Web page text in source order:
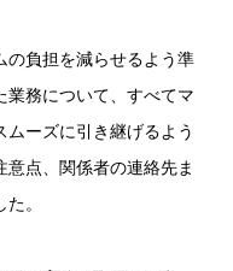
の負担を減らせるよう準
務について、すべてマ
ーズに引き継げるよう
点、関係者の連絡先ま
。